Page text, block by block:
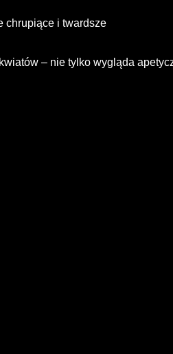
chrupiące i twardsze
– nie tylko wygląda